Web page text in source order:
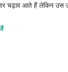
चढ़ाव आते हैं लेकिन उस
तिकड़ी भारती चंद -